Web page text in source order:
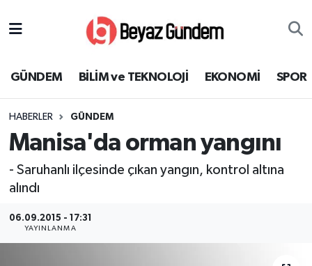
GÜNDEM BİLİM ve TEKNOLOJİ EKONOMİ SPOR
HABERLER GÜNDEM
Manisa'da orman yangını
- Saruhanlı ilçesinde çıkan yangın, kontrol altına
alındı
06.09.2015 - 17:31
YAYINLANMA
EKONOMİ
SAĞLIK
EĞİTİM
Süper Lig Puan Durumu ve Fikstür
Son Dakika Haberleri
Haber Arşivi